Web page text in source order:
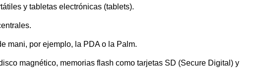
y tabletas electrónicas (tablets).
mani, por ejemplo, la PDA o la Palm.
magnético, memorias flash como tarjetas SD (Secure Digital) y